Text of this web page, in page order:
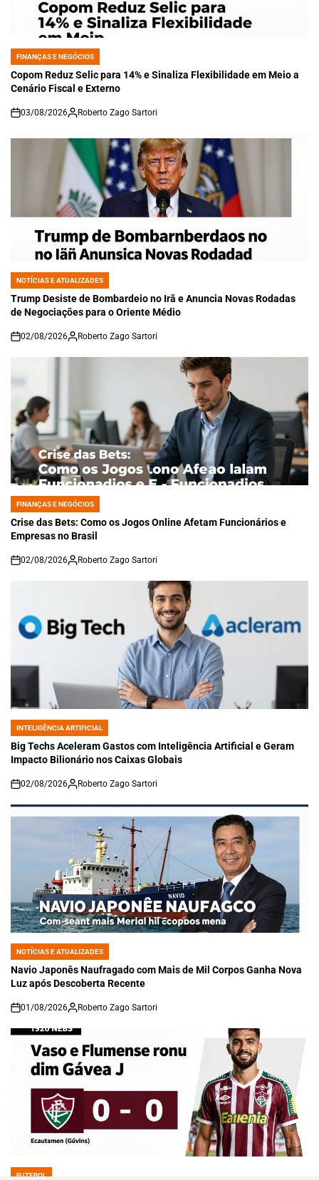
POSTED
IN
FINANÇAS E NEGÓCIOS
Copom Reduz Selic para 14% e Sinaliza Flexibilidade em Meio a
Cenário Fiscal e Externo
on
03/08/2026 Roberto Zago Sartori
POSTED
IN
NOTÍCIAS E ATUALIZADES
Trump Desiste de Bombardeio no Irã e Anuncia Novas Rodadas
de Negociações para o Oriente Médio
on
02/08/2026 Roberto Zago Sartori
POSTED
IN
FINANÇAS E NEGÓCIOS
Crise das Bets: Como os Jogos Online Afetam Funcionários e
Empresas no Brasil
on
02/08/2026 Roberto Zago Sartori
POSTED
IN
INTELIGÊNCIA ARTIFICIAL
Big Techs Aceleram Gastos com Inteligência Artificial e Geram
Impacto Bilionário nos Caixas Globais
on
02/08/2026 Roberto Zago Sartori
POSTED
IN
NOTÍCIAS E ATUALIZADES
Navio Japonês Naufragado com Mais de Mil Corpos Ganha Nova
Luz após Descoberta Recente
on
01/08/2026 Roberto Zago Sartori
FUTEBOL